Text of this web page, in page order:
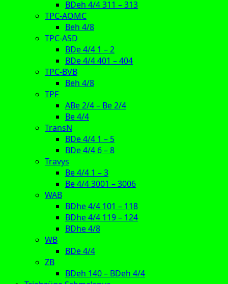
BDeh 4/4 311 – 313
TPC-AOMC
Beh 4/8
TPC-ASD
BDe 4/4 1 – 2
BDe 4/4 401 – 404
TPC-BVB
Beh 4/8
TPF
ABe 2/4 – Be 2/4
Be 4/4
TransN
BDe 4/4 1 – 5
BDe 4/4 6 – 8
Travys
Be 4/4 1 – 3
Be 4/4 3001 – 3006
WAB
BDhe 4/4 101 – 118
BDhe 4/4 119 – 124
BDhe 4/8
WB
BDe 4/4
ZB
BDeh 140 – BDeh 4/4